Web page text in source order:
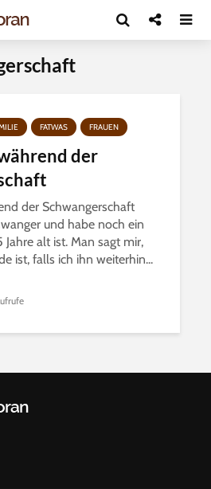
FATWAS FRAUEN
der
der Schwangerschaft
und habe noch ein
Jahre alt ist. Man sagt mir,
ist, falls ich ihn weiterhin...